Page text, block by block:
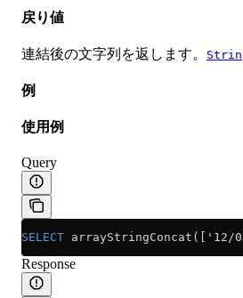
戻り値
連結後の文字列を返します。
例
使用例
Query
SELECT
Response